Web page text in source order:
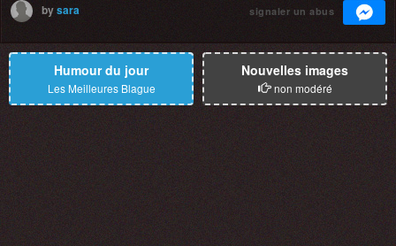
bysara signaler un abus
Humour du jour
Les Meilleures Blague
Nouvelles images
non modéré